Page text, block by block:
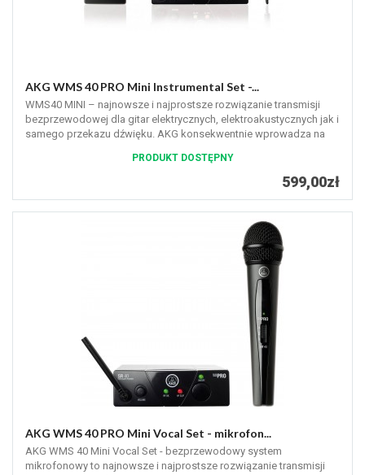
AKG WMS 40 PRO Mini Instrumental Set -...
WMS40 MINI – najnowsze i najprostsze rozwiązanie transmisji
bezprzewodowej dla gitar elektrycznych, elektroakustycznych jak i
samego przekazu dźwięku. AKG konsekwentnie wprowadza na
PRODUKT DOSTĘPNY
599,00zł
AKG WMS 40 PRO Mini Vocal Set - mikrofon...
AKG WMS 40 Mini Vocal Set - bezprzewodowy system
mikrofonowy to najnowsze i najprostsze rozwiązanie transmisji